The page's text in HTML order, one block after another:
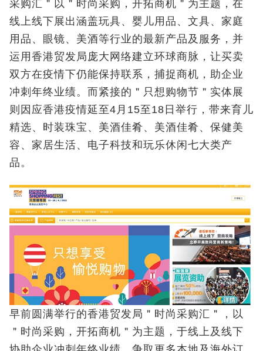
采购汇＂以＂时尚采购，开拓商机＂为主题，在
线上线下展出涵盖玩具、婴儿用品、文具、家庭
用品、眼镜、美酒等行业的最新产品及服务，并
运用香港贸发局庞大网络建立环球商脉，让买卖
双方在疫情下仍能保持联系，捕捉商机，助企业
冲刺年终业绩。而紧接的＂只想购物节＂实体展
则因应香港疫情延至4月15至18日举行，带来育儿
精选、时装珠宝、美酒佳肴、美酒佳肴、保健美
容、家居生活、电子科技和玩乐休闲七大类产
品。
早前圆满举行的香港贸发局＂时尚采购汇＂，以
＂时尚采购，开拓商机＂为主题，于线上及线下